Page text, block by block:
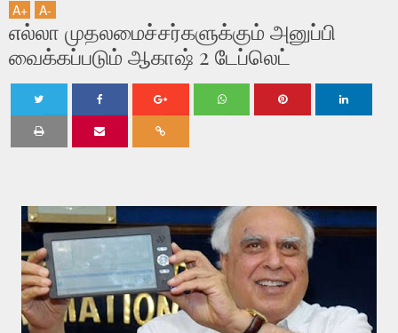
A+ A-
எல்லா முதலமைச்சர்களுக்கும் அனுப்பி
வைக்கப்படும் ஆகாஷ் 2 டேப்லெட்
Shar Shar